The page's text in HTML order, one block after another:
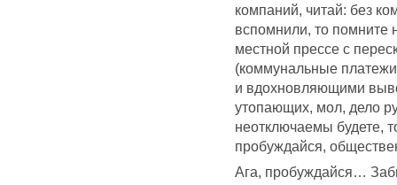
компаний, читай: без
вспомнили, то помните
местной прессе с
(коммунальные
и вдохновляющими
утопающих, мол, дело
неотключаемы будете,
пробуждайся,
Ага, пробуждайся…